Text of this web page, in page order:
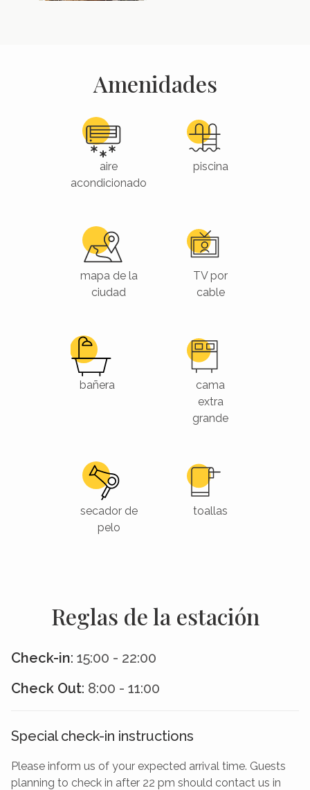
Reglas de la estación
Check-in: 15:00 - 22:00
Check Out: 8:00 - 11:00
Special check-in instructions
Please inform us of your expected arrival time. Guests
planning to check in after 22 pm should contact us in
Amenidades
aire
acondicionado
piscina
mapa de la
ciudad
TV por
cable
bañera
cama
extra
grande
secador de
pelo
toallas